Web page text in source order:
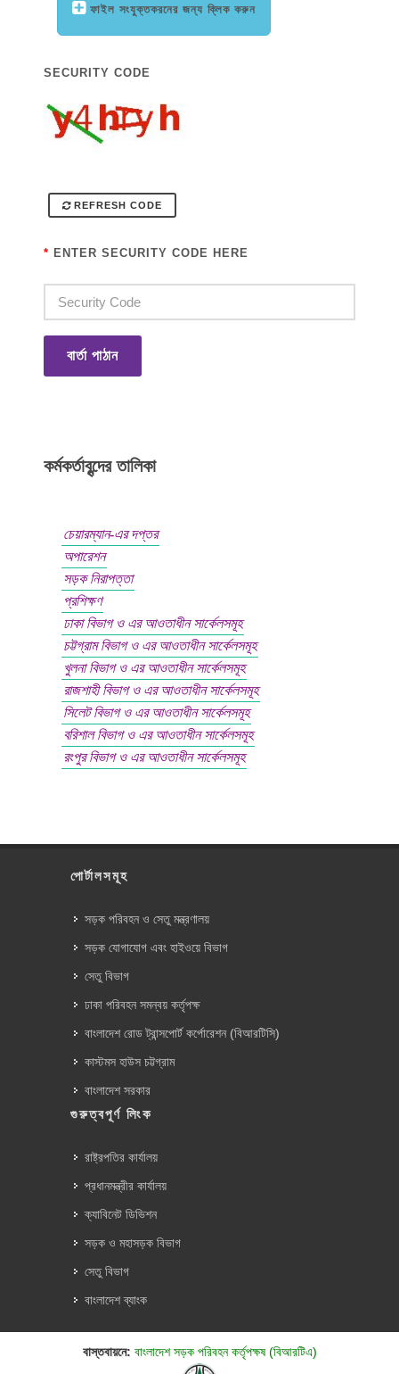
ফাইল সংযুক্তকরনের জন্য ক্লিক করুন
SECURITY CODE
REFRESH CODE
* ENTER SECURITY CODE HERE
বার্তা পাঠান
কর্মকর্তাবৃন্দের তালিকা
চেয়ারম্যান-এর দপ্তর
অপারেশন
সড়ক নিরাপত্তা
প্রশিক্ষণ
ঢাকা বিভাগ ও এর আওতাধীন সার্কেলসমূহ
চট্টগ্রাম বিভাগ ও এর আওতাধীন সার্কেলসমূহ
খুলনা বিভাগ ও এর আওতাধীন সার্কেলসমূহ
রাজশাহী বিভাগ ও এর আওতাধীন সার্কেলসমূহ
সিলেট বিভাগ ও এর আওতাধীন সার্কেলসমূহ
বরিশাল বিভাগ ও এর আওতাধীন সার্কেলসমূহ
রংপুর বিভাগ ও এর আওতাধীন সার্কেলসমূহ
পোর্টালসমূহ
সড়ক পরিবহন ও সেতু মন্ত্রণালয়
সড়ক যোগাযোগ এবং হাইওয়ে বিভাগ
সেতু বিভাগ
ঢাকা পরিবহন সমন্বয় কর্তৃপক্ষ
বাংলাদেশ রোড ট্রান্সপোর্ট কর্পোরেশন (বিআরটিসি)
কাস্টমস হাউস চট্টগ্রাম
বাংলাদেশ সরকার
গুরুত্বপূর্ণ লিংক
রাষ্ট্রপতির কার্যালয়
প্রধানমন্ত্রীর কার্যালয়
ক্যাবিনেট ডিভিশন
সড়ক ও মহাসড়ক বিভাগ
সেতু বিভাগ
বাংলাদেশ ব্যাংক
বাস্তবায়নে: বাংলাদেশ সড়ক পরিবহন কর্তৃপক্ষ (বিআরটিএ)